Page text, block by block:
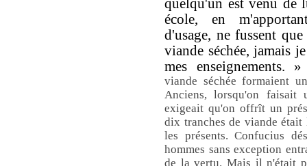
quelqu'un est venu de
école, en
d'usage, ne fussent
viande séchée, jamais
mes enseignements.
viande séchée formaient
Anciens, lorsqu'on faisait
exigeait qu'on offrît un
dix tranches de viande était
les présents. Confucius
hommes sans exception
de la vertu. Mais il n'était